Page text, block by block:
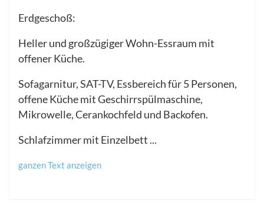
Erdgeschoß:
Heller und großzügiger Wohn-Essraum mit
offener Küche.
Sofagarnitur, SAT-TV, Essbereich für 5 Personen,
offene Küche mit Geschirrspülmaschine,
Mikrowelle, Cerankochfeld und Backofen.
Schlafzimmer mit Einzelbett ...
ganzen Text anzeigen